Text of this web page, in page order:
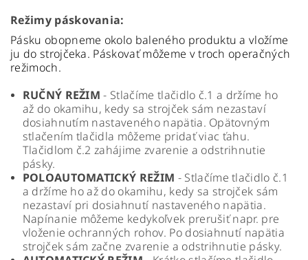
Režimy páskovania:
Pásku obopneme okolo baleného produktu a vložíme
ju do strojčeka. Páskovať môžeme v troch operačných
režimoch.
RUČNÝ REŽIM - Stlačíme tlačidlo č.1 a držíme ho
až do okamihu, kedy sa strojček sám nezastaví
dosiahnutím nastaveného napätia. Opätovným
stlačením tlačidla môžeme pridať viac ťahu.
Tlačidlom č.2 zahájime zvarenie a odstrihnutie
pásky.
POLOAUTOMATICKÝ REŽIM - Stlačíme tlačidlo č.1
a držíme ho až do okamihu, kedy sa strojček sám
nezastaví pri dosiahnutí nastaveného napätia.
Napínanie môžeme kedykoľvek prerušiť napr. pre
vloženie ochranných rohov. Po dosiahnutí napätia
strojček sám začne zvarenie a odstrihnutie pásky.